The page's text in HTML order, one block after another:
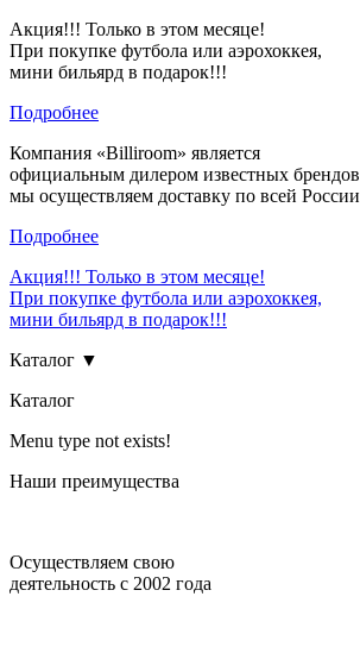
Акция!!! Только в этом месяце!
При покупке футбола или аэрохоккея,
мини бильярд в подарок!!!
Подробнее
Компания «Billiroom» является
официальным дилером известных брендов
мы осуществляем доставку по всей России
Подробнее
Акция!!! Только в этом месяце!
При покупке футбола или аэрохоккея,
мини бильярд в подарок!!!
Каталог ▼
Каталог
Menu type not exists!
Наши преимущества
Осуществляем свою
деятельность с 2002 года